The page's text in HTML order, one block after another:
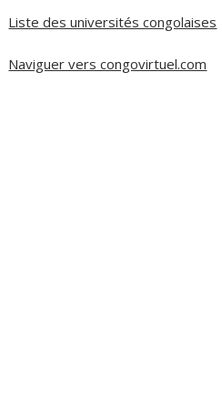
Liste des universités congolaises
Naviguer vers congovirtuel.com